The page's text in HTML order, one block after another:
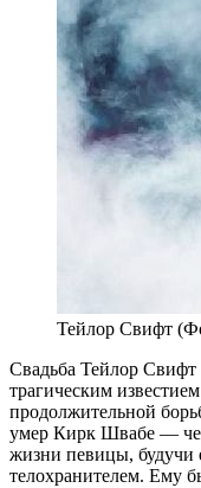
Тейлор Свифт
Свадьба Тейлор Свифт
трагическим
продолжительной
умер Кирк Швабе —
жизни певицы, будучи
телохранителем. Ему